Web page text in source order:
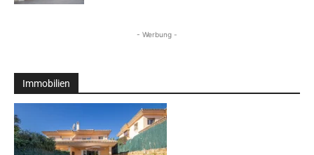
- Werbung -
Immobilien